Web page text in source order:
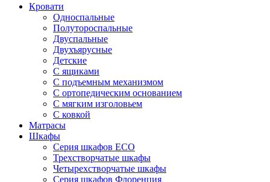
Кровати
Односпальные
Полутороспальные
Двуспальные
Двухъярусные
Детские
С ящиками
С подъемным механизмом
С ортопедическим основанием
С мягким изголовьем
С ковкой
Матрасы
Шкафы
Серия шкафов ECO
Трехстворчатые шкафы
Четырехстворчатые шкафы
Серия шкафов Флоренция